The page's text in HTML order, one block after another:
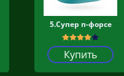
5.Супер п-форсе
Купить